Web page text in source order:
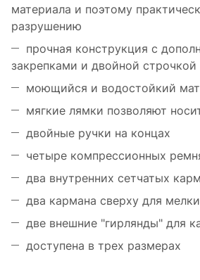
материала и поэтому
разрушению
прочная конструкция с
закрепками и двойной строчкой
моющийся и водостойкий
мягкие лямки позволяют
двойные ручки на концах
четыре компрессионных
два внутренних сетчатых
два кармана сверху для
две внешние "гирлянды" для
доступена в трех размерах